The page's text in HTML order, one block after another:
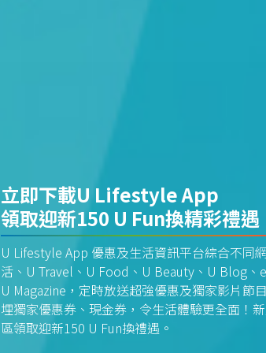
立即下載U Lifestyle App
領取迎新150 U Fun換精彩禮遇
U Lifestyle App 優惠及生活資訊平台綜合不同
活、U Travel、U Food、U Beauty、U Blog、
U Magazine，定時放送超強優惠及獨家影片節
埋獨家優惠券、現金券，令生活體驗更全面！
區領取迎新150 U Fun換禮遇。